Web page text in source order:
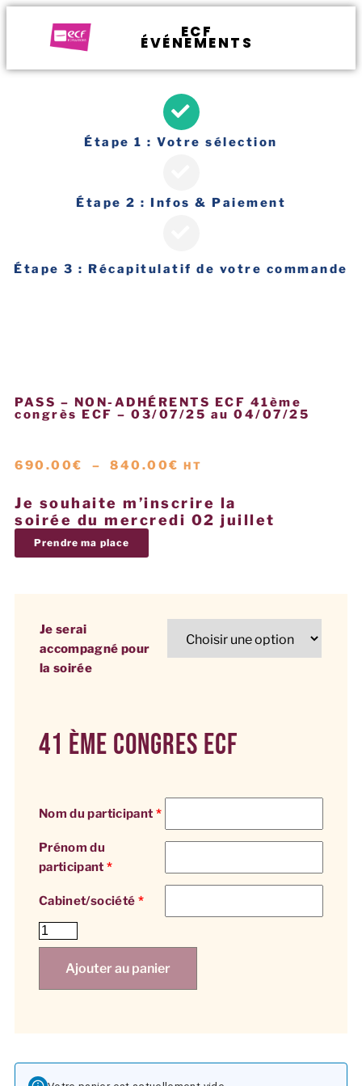
ECF
ÉVÉNEMENTS
Étape 1 : Votre sélection
Étape 2 : Infos & Paiement
Étape 3 : Récapitulatif de votre commande
PASS – NON-ADHÉRENTS ECF 41ème
congrès ECF – 03/07/25 au 04/07/25
690.00€ – 840.00€ HT
Je souhaite m’inscrire la
soirée du mercredi 02 juillet
Prendre ma place
Je serai
accompagné pour
la soirée
41 ÈME CONGRES ECF
Nom du participant *
Prénom du
participant *
Cabinet/société *
Ajouter au panier